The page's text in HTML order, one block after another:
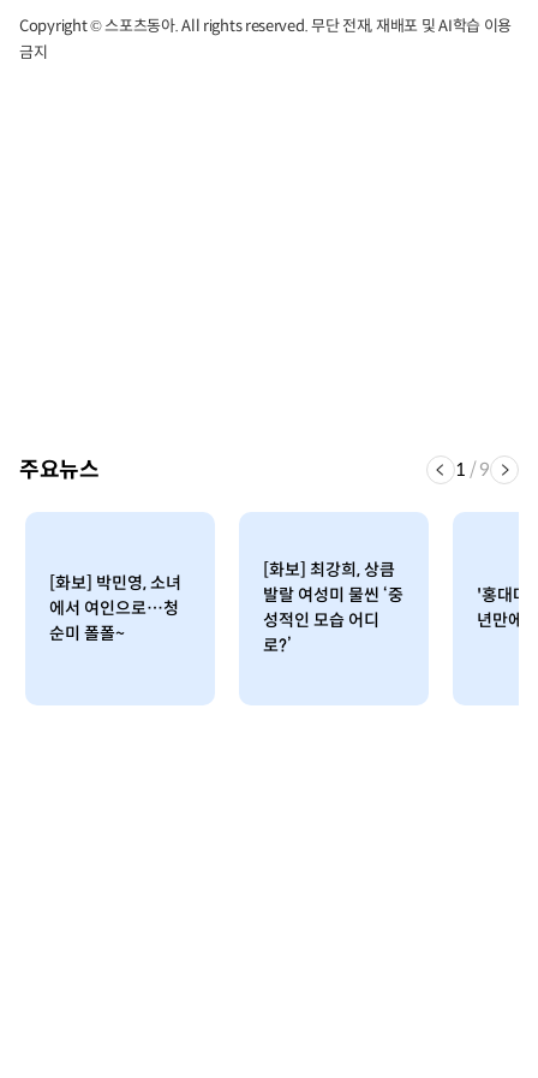
Copyright © 스포츠동아. All rights reserved. 무단 전재, 재배포 및 AI학습 이용
금지
주요뉴스 1 /9
[화보] 박민영, 소녀
에서 여인으로…청
순미 폴폴~
[화보] 최강희, 상큼
발랄 여성미 물씬 ‘중
성적인 모습 어디
로?’
'홍대마
년만에